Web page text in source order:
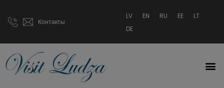
Контакты
LV EN RU EE
LT
DE